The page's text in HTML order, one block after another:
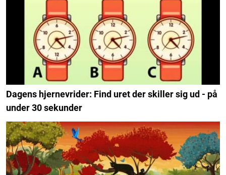
Dagens hjernevrider: Find uret der skiller sig ud - på
under 30 sekunder